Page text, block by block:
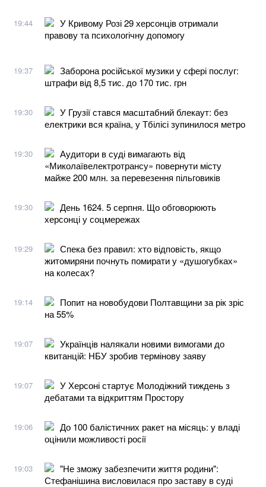
19:44
У Кривому Розі 29 херсонців отримали
правову та психологічну допомогу
19:37
Заборона російської музики у сфері послуг:
штрафи від 8,5 тис. до 170 тис. грн
19:30
У Грузії стався масштабний блекаут: без
електрики вся країна, у Тбілісі зупинилося метро
19:30
Аудитори в суді вимагають від
«Миколаївелектротрансу» повернути місту
майже 200 млн. за перевезення пільговиків
19:30
День 1624. 5 серпня. Що обговорюють
херсонці у соцмережах
19:29
Спека без правил: хто відповість, якщо
житомиряни почнуть помирати у «душогубках»
на колесах?
19:14
Попит на новобудови Полтавщини за рік зріс
на 55%
19:07
Українців налякали новими вимогами до
квитанцій: НБУ зробив термінову заяву
19:07
У Херсоні стартує Молодіжний тиждень з
дебатами та відкриттям Простору
19:06
До 100 балістичних ракет на місяць: у владі
оцінили можливості росії
19:03
"Не зможу забезпечити життя родини":
Стефанішина висловилася про заставу в суді